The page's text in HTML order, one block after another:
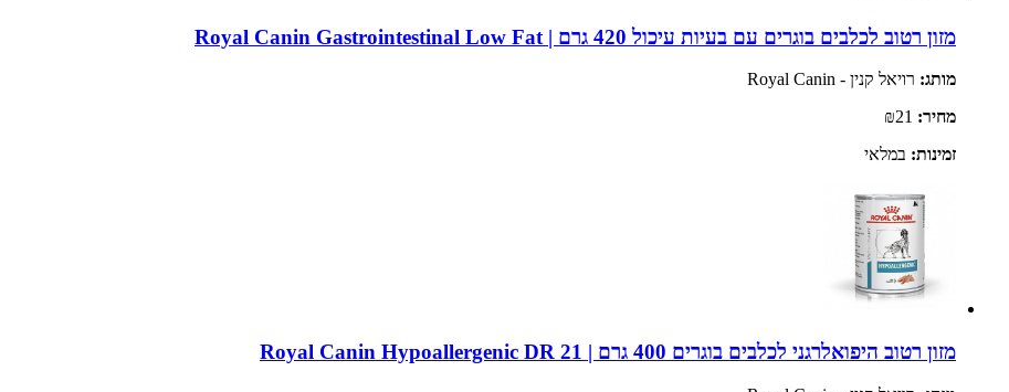
מזון רטוב לכלבים בוגרים עם בעיות עיכול 420 גרם | Royal Canin Gastrointestinal Low Fat
מותג: רויאל קנין - Royal Canin
מחיר:
זמינות: במלאי
מזון רטוב היפואלרגני לכלבים בוגרים 400 גרם | Royal Canin Hypoallergenic DR 21